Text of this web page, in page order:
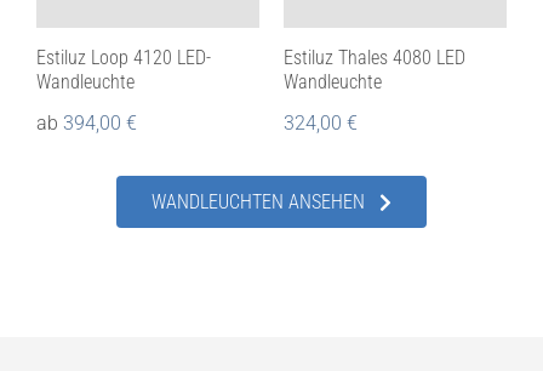
Estiluz Loop 4120 LED-
Wandleuchte
ab 394,00 €
Estiluz Thales 4080 LED
Wandleuchte
324,00 €
WANDLEUCHTEN ANSEHEN